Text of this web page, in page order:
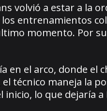
volvió a estar a la
entrenamientos
momento. Por
en el arco, donde el
el técnico maneja la
inicio, lo que dejaría